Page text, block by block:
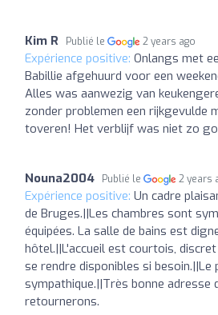
Kim R Publié le 2 years ago
Expérience positive: Onlangs met
Babillie afgehuurd voor een
Alles was aanwezig van
zonder problemen een rijkgevulde
toveren! Het verblijf was niet zo
Nouna2004 Publié le 2 years
Expérience positive: Un cadre
de Bruges.||Les chambres sont
équipées. La salle de bains est
hôtel.||L'accueil est courtois,
se rendre disponibles si
sympathique.||Très bonne adresse
retournerons.